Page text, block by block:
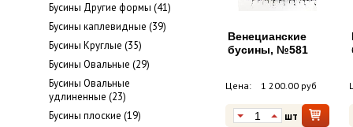
Бусины Другие формы (41)
Бусины каплевидные (39)
Бусины Круглые (35)
Бусины Овальные (29)
Бусины Овальные
удлиненные (23)
Бусины плоские (19)
Венецианские
бусины, №581
Цена: 1 200.00 руб
шт